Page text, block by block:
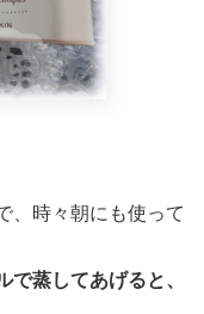
、時々朝にも使って
蒸してあげると、